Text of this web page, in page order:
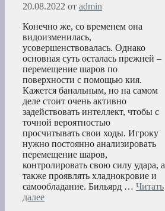
20.08.2022 от admin
Конечно же, со временем она
видоизменилась,
усовершенствовалась. Однако
основная суть осталась прежней –
перемещение шаров по
поверхности с помощью кия.
Кажется банальным, но на самом
деле стоит очень активно
задействовать интеллект, чтобы с
точной вероятностью
просчитывать свои ходы. Игроку
нужно постоянно анализировать
перемещение шаров,
контролировать свою силу удара, а
также проявлять хладнокровие и
самообладание. Бильярд … Читать
далее